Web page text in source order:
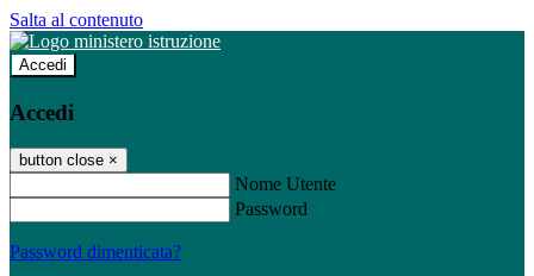
Salta al contenuto
Accedi
Accedi
button close ×
Nome Utente
Password
Password dimenticata?